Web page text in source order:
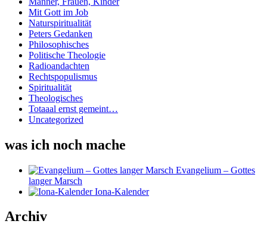
Mit Gott im Job
Naturspiritualität
Peters Gedanken
Philosophisches
Politische Theologie
Radioandachten
Rechtspopulismus
Spiritualität
Theologisches
Totaaal ernst gemeint…
Uncategorized
was ich noch mache
Evangelium – Gottes
langer Marsch
Iona-Kalender
Archiv